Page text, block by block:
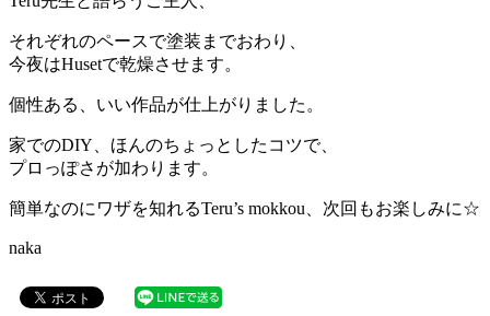
それぞれのペースで塗装までおわり、
今夜はHusetで乾燥させます。
個性ある、いい作品が仕上がりました。
家でのDIY、ほんのちょっとしたコツで、
プロっぽさが加わります。
簡単なのにワザを知れるTeru’s mokkou、次回もお楽しみに☆
naka